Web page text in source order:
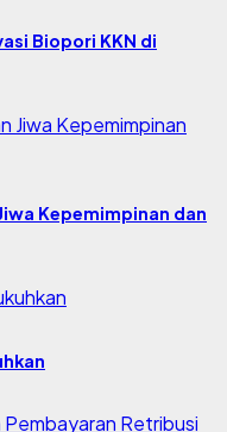
Biopori KKN di
Kepemimpinan dan